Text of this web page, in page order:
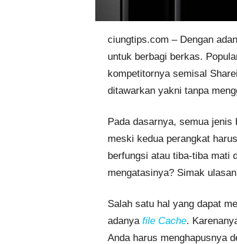
ciungtips.com – Dengan
untuk berbagi berkas.
kompetitornya semisal
ditawarkan yakni tanpa
Pada dasarnya, semua
meski kedua perangkat
berfungsi atau tiba-tiba mati
mengatasinya? Simak
Salah satu hal yang dapat
adanya file Cache.
Anda harus menghapusnya